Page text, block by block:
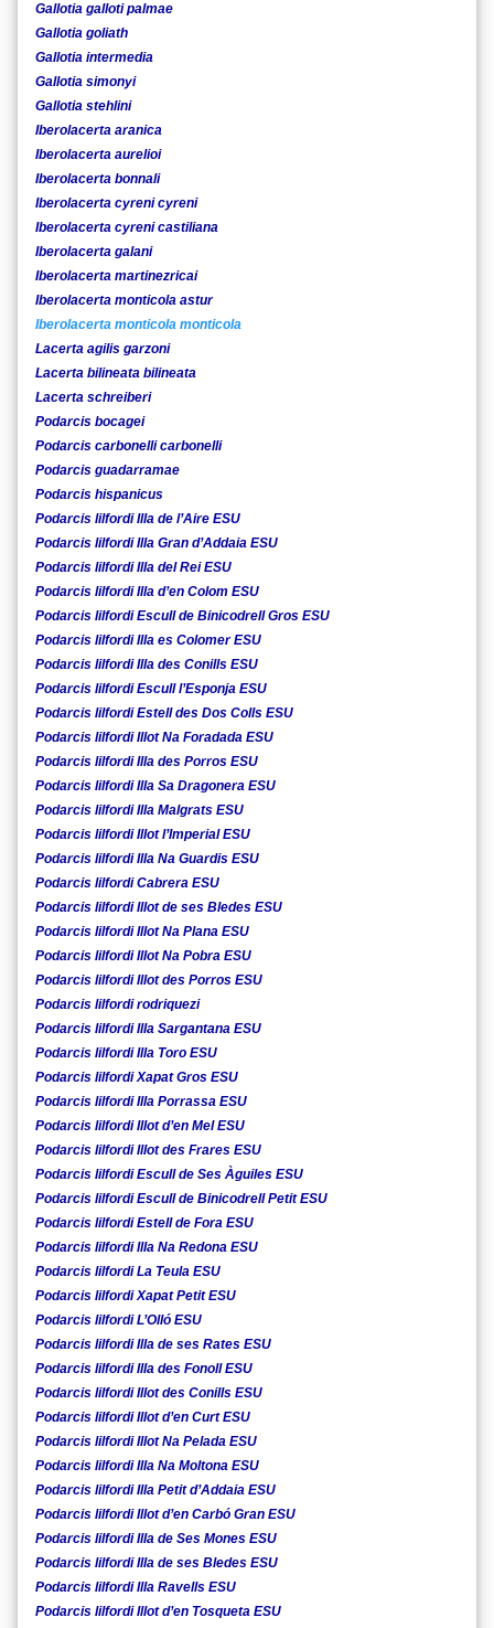
Gallotia galloti palmae
Gallotia goliath
Gallotia intermedia
Gallotia simonyi
Gallotia stehlini
Iberolacerta aranica
Iberolacerta aurelioi
Iberolacerta bonnali
Iberolacerta cyreni cyreni
Iberolacerta cyreni castiliana
Iberolacerta galani
Iberolacerta martinezricai
Iberolacerta monticola astur
Iberolacerta monticola monticola
Lacerta agilis garzoni
Lacerta bilineata bilineata
Lacerta schreiberi
Podarcis bocagei
Podarcis carbonelli carbonelli
Podarcis guadarramae
Podarcis hispanicus
Podarcis lilfordi Illa de l’Aire ESU
Podarcis lilfordi Illa Gran d’Addaia ESU
Podarcis lilfordi Illa del Rei ESU
Podarcis lilfordi Illa d’en Colom ESU
Podarcis lilfordi Escull de Binicodrell Gros ESU
Podarcis lilfordi Illa es Colomer ESU
Podarcis lilfordi Illa des Conills ESU
Podarcis lilfordi Escull l’Esponja ESU
Podarcis lilfordi Estell des Dos Colls ESU
Podarcis lilfordi Illot Na Foradada ESU
Podarcis lilfordi Illa des Porros ESU
Podarcis lilfordi Illa Sa Dragonera ESU
Podarcis lilfordi Illa Malgrats ESU
Podarcis lilfordi Illot l’Imperial ESU
Podarcis lilfordi Illa Na Guardis ESU
Podarcis lilfordi Cabrera ESU
Podarcis lilfordi Illot de ses Bledes ESU
Podarcis lilfordi Illot Na Plana ESU
Podarcis lilfordi Illot Na Pobra ESU
Podarcis lilfordi Illot des Porros ESU
Podarcis lilfordi rodriquezi
Podarcis lilfordi Illa Sargantana ESU
Podarcis lilfordi Illa Toro ESU
Podarcis lilfordi Xapat Gros ESU
Podarcis lilfordi Illa Porrassa ESU
Podarcis lilfordi Illot d’en Mel ESU
Podarcis lilfordi Illot des Frares ESU
Podarcis lilfordi Escull de Ses Àguiles ESU
Podarcis lilfordi Escull de Binicodrell Petit ESU
Podarcis lilfordi Estell de Fora ESU
Podarcis lilfordi Illa Na Redona ESU
Podarcis lilfordi La Teula ESU
Podarcis lilfordi Xapat Petit ESU
Podarcis lilfordi L’Olló ESU
Podarcis lilfordi Illa de ses Rates ESU
Podarcis lilfordi Illa des Fonoll ESU
Podarcis lilfordi Illot des Conills ESU
Podarcis lilfordi Illot d’en Curt ESU
Podarcis lilfordi Illot Na Pelada ESU
Podarcis lilfordi Illa Na Moltona ESU
Podarcis lilfordi Illa Petit d’Addaia ESU
Podarcis lilfordi Illot d’en Carbó Gran ESU
Podarcis lilfordi Illa de Ses Mones ESU
Podarcis lilfordi Illa de ses Bledes ESU
Podarcis lilfordi Illa Ravells ESU
Podarcis lilfordi Illot d’en Tosqueta ESU